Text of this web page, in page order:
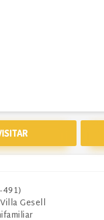
Gesell